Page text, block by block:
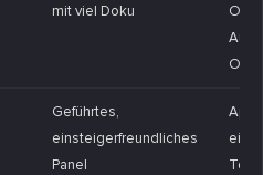
mit viel Doku
Geführtes,
einsteigerfreundliches
Panel